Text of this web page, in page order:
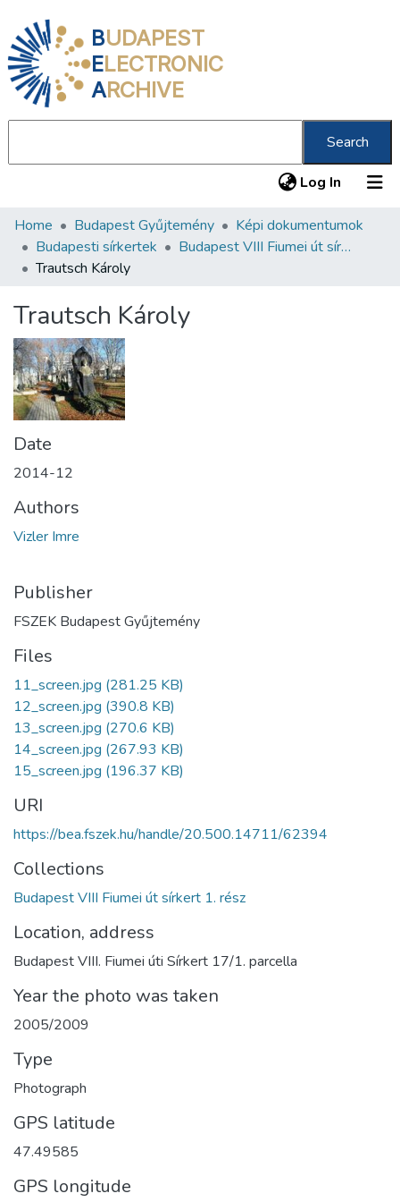
BUDAPEST
ELECTRONIC
ARCHIVE
Search
Log In (current)
Communities & Collections
All of DSpace
About us
Home Budapest Gyűjtemény
Képi dokumentumok
Budapesti sírkertek
Budapest VIII Fiumei út sírkert 1. rész
Trautsch Károly
Trautsch Károly
Date
2014-12
Authors
Vizler Imre
Publisher
FSZEK Budapest Gyűjtemény
Files
11_screen.jpg (281.25 KB)
12_screen.jpg (390.8 KB)
13_screen.jpg (270.6 KB)
14_screen.jpg (267.93 KB)
15_screen.jpg (196.37 KB)
URI
https://bea.fszek.hu/handle/20.500.14711/62394
Collections
Budapest VIII Fiumei út sírkert 1. rész
Location, address
Budapest VIII. Fiumei úti Sírkert 17/1. parcella
Year the photo was taken
2005/2009
Type
Photograph
GPS latitude
47.49585
GPS longitude